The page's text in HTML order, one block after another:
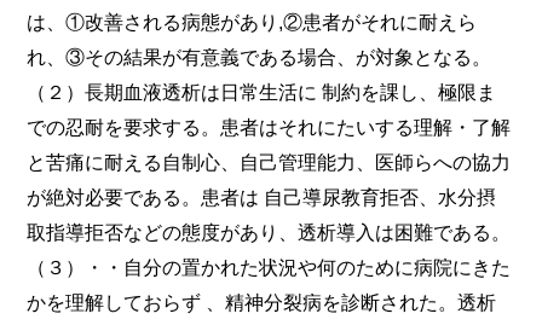
は、①改善される病態があり,②患者がそれに耐えら
れ、③その結果が有意義である場合、が対象となる。
（２）長期血液透析は日常生活に 制約を課し、極限ま
での忍耐を要求する。患者はそれにたいする理解・了解
と苦痛に耐える自制心、自己管理能力、医師らへの協力
が絶対必要である。患者は 自己導尿教育拒否、水分摂
取指導拒否などの態度があり、透析導入は困難である。
（３）・・自分の置かれた状況や何のために病院にきた
かを理解しておらず 、精神分裂病を診断された。透析